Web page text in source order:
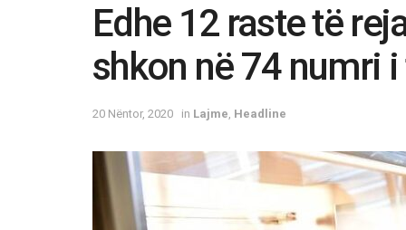
Edhe 12 raste të
shkon në 74 numri
20 Nëntor, 2020 in Lajme Headline